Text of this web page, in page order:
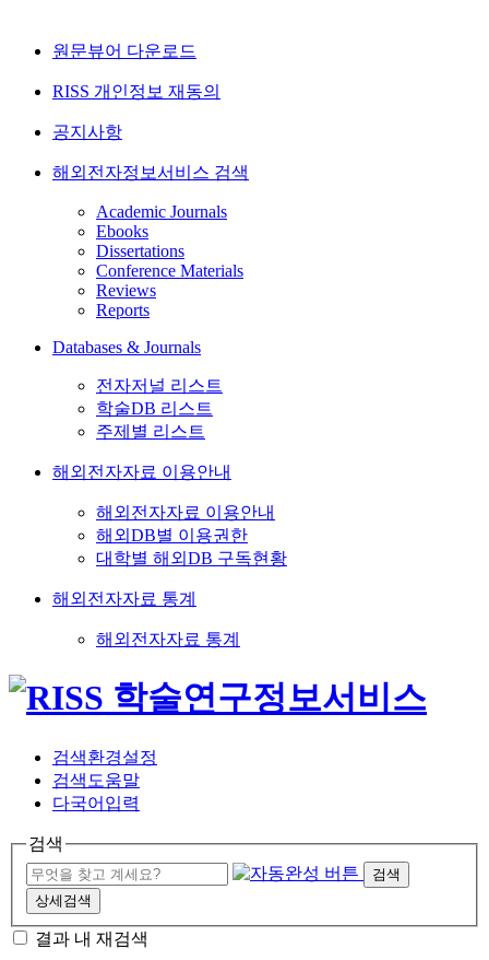
원문뷰어 다운로드
RISS 개인정보 재동의
공지사항
해외전자정보서비스 검색
Academic Journals
Ebooks
Dissertations
Conference Materials
Reviews
Reports
Databases & Journals
전자저널 리스트
학술DB 리스트
주제별 리스트
해외전자자료 이용안내
해외전자자료 이용안내
해외DB별 이용권한
대학별 해외DB 구독현황
해외전자자료 통계
해외전자자료 통계
검색환경설정
검색도움말
다국어입력
검색
검색
상세검색
결과 내 재검색